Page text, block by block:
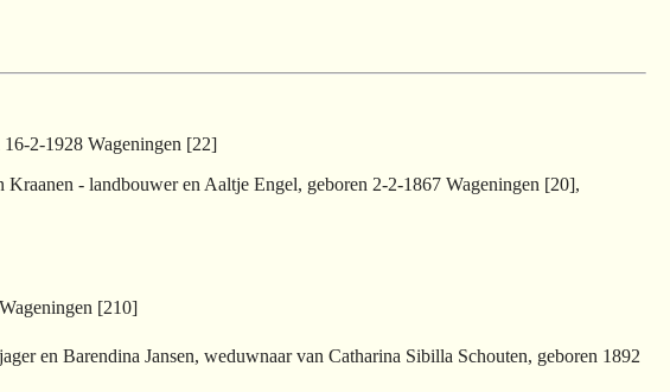
2-1928 Wageningen [22]
Kraanen - landbouwer en Aaltje Engel, geboren 2-2-1867 Wageningen [20],
[210]
en Barendina Jansen, weduwnaar van Catharina Sibilla Schouten, geboren 1892